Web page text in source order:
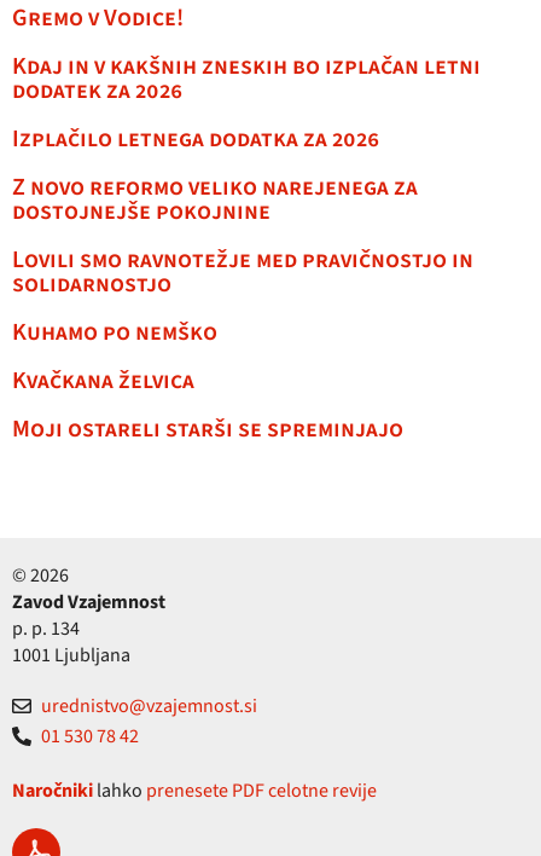
Gremo v Vodice!
Kdaj in v kakšnih zneskih bo izplačan letni
dodatek za 2026
Izplačilo letnega dodatka za 2026
Z novo reformo veliko narejenega za
dostojnejše pokojnine
Lovili smo ravnotežje med pravičnostjo in
solidarnostjo
Kuhamo po nemško
Kvačkana želvica
Moji ostareli starši se spreminjajo
© 2026
Zavod Vzajemnost
p. p. 134
1001 Ljubljana
urednistvo@vzajemnost.si
01 530 78 42
Naročnikilahko prenesete PDF celotne revije